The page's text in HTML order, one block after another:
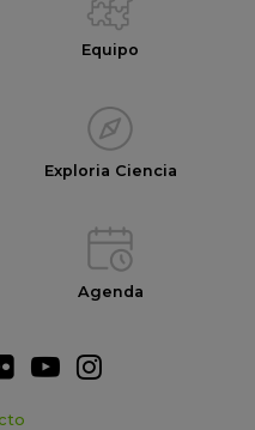
Equipo
Exploria Ciencia
Agenda